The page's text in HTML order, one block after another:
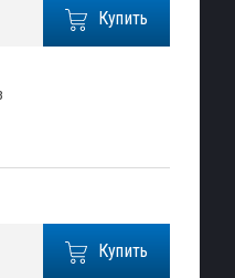
Купить
Купить